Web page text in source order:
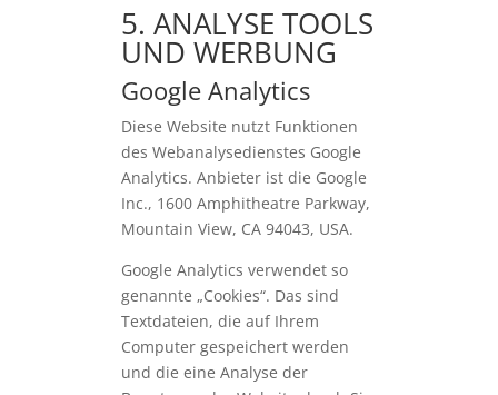
5. ANALYSE TOOLS
UND WERBUNG
Google Analytics
Diese Website nutzt Funktionen
des Webanalysedienstes Google
Analytics. Anbieter ist die Google
Inc., 1600 Amphitheatre Parkway,
Mountain View, CA 94043, USA.
Google Analytics verwendet so
genannte „Cookies“. Das sind
Textdateien, die auf Ihrem
Computer gespeichert werden
und die eine Analyse der